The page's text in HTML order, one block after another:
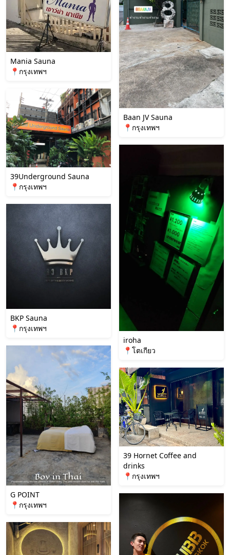
Mania Sauna
📍กรุงเทพฯ
39Underground Sauna
📍กรุงเทพฯ
BKP Sauna
📍กรุงเทพฯ
G POINT
📍กรุงเทพฯ
Baan JV Sauna
📍กรุงเทพฯ
iroha
📍โตเกียว
39 Hornet Coffee and
drinks
📍กรุงเทพฯ